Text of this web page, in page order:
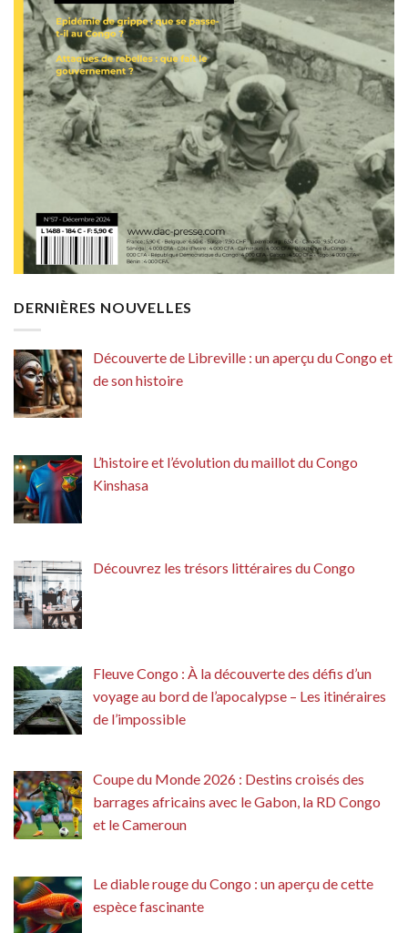
DERNIÈRES NOUVELLES
Découverte de Libreville : un aperçu du Congo et
de son histoire
L’histoire et l’évolution du maillot du Congo
Kinshasa
Découvrez les trésors littéraires du Congo
Fleuve Congo : À la découverte des défis d’un
voyage au bord de l’apocalypse – Les itinéraires
de l’impossible
Coupe du Monde 2026 : Destins croisés des
barrages africains avec le Gabon, la RD Congo
et le Cameroun
Le diable rouge du Congo : un aperçu de cette
espèce fascinante